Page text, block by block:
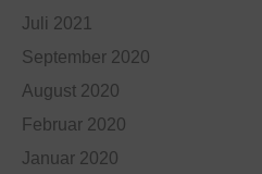
Juli 2021
September 2020
August 2020
Februar 2020
Januar 2020